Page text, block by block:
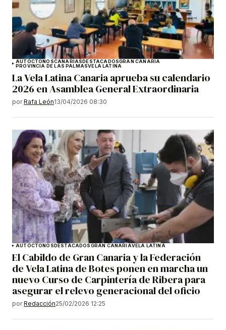
AUTÓCTONOSCANARIASDESTACADOSGRAN CANARIA
PROVINCIA DE LAS PALMASVELA LATINA
La Vela Latina Canaria aprueba su calendario
2026 en Asamblea General Extraordinaria
por Rafa León13/04/2026 08:30
AUTÓCTONOSDESTACADOSGRAN CANARIAVELA LATINA
El Cabildo de Gran Canaria y la Federación
de Vela Latina de Botes ponen en marcha un
nuevo Curso de Carpintería de Ribera para
asegurar el relevo generacional del oficio
por Redacción25/02/2026 12:25